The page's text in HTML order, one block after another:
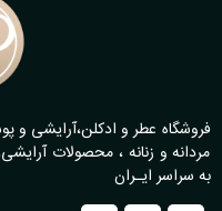
فروشگاه عطر و ادکلن،آرایشی و
مردانه و زنانه ، محصولات
به سراسر ایـران